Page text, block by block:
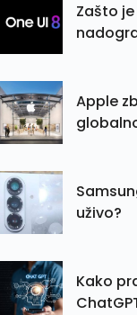
Zašto
Apple
uživo?
Kako